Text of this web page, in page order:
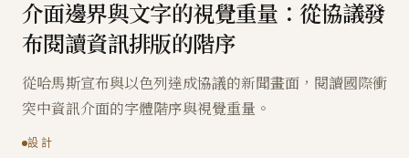
介面邊界與文字的視覺重量：從協議發
布閱讀資訊排版的階序
從哈馬斯宣布與以色列達成協議的新聞畫面，閱讀國際衝
突中資訊介面的字體階序與視覺重量。
設計